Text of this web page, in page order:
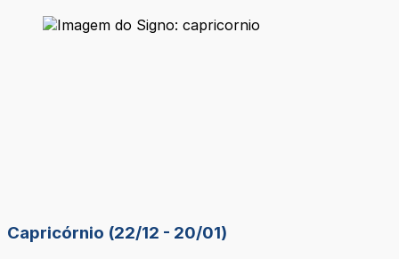
Capricórnio (22/12 - 20/01)